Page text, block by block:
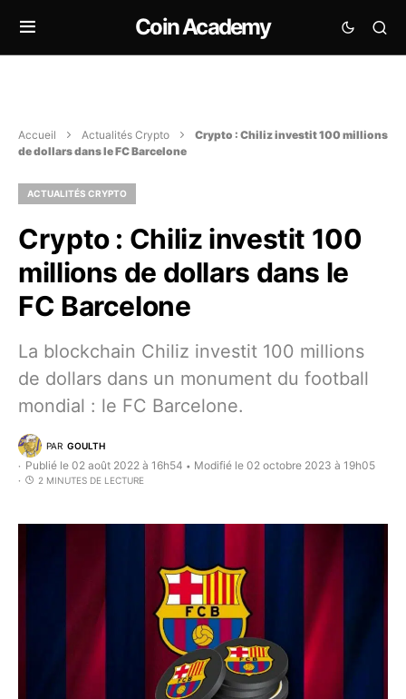
Coin Academy
Accueil Actualités Crypto
Crypto : Chiliz investit 100 millions
de dollars dans le FC Barcelone
ACTUALITÉS CRYPTO
Crypto : Chiliz investit 100
millions de dollars dans le
FC Barcelone
La blockchain Chiliz investit 100 millions
de dollars dans un monument du football
mondial : le FC Barcelone.
PAR GOULTH
Publié le 02 août 2022 à 16h54 • Modifié le 02 octobre 2023 à 19h05
2 MINUTES DE LECTURE